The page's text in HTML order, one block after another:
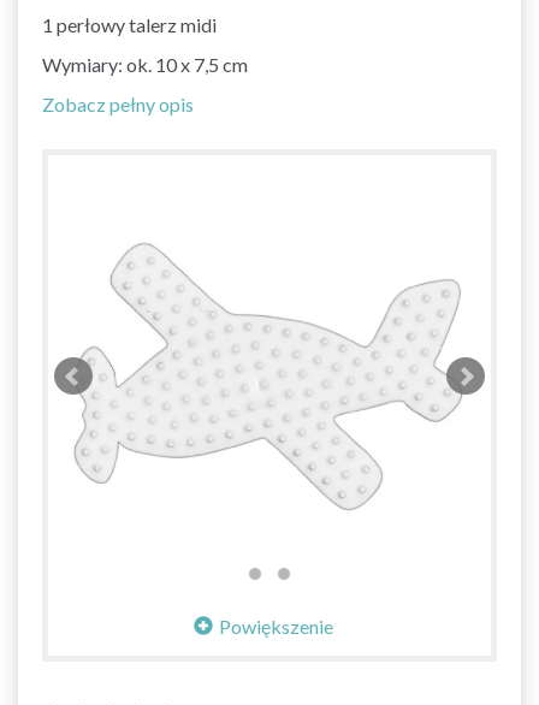
1 perłowy talerz midi
Wymiary: ok. 10 x 7,5 cm
Zobacz pełny opis
Powiększenie